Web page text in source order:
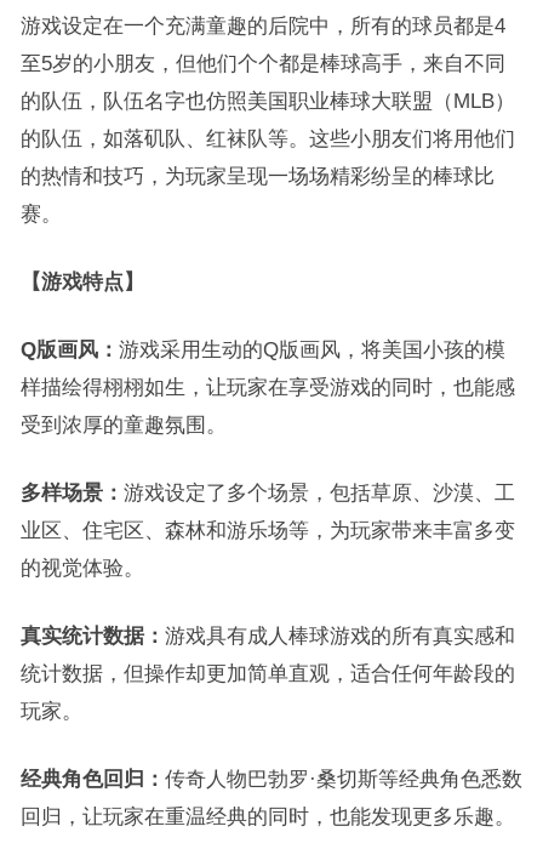
游戏设定在一个充满童趣的后院中，所有的球员都是4
至5岁的小朋友，但他们个个都是棒球高手，来自不同
的队伍，队伍名字也仿照美国职业棒球大联盟（MLB）
的队伍，如落矶队、红袜队等。这些小朋友们将用他们
的热情和技巧，为玩家呈现一场场精彩纷呈的棒球比
赛。
【游戏特点】
Q版画风： 游戏采用生动的Q版画风，将美国小孩的模
样描绘得栩栩如生，让玩家在享受游戏的同时，也能感
受到浓厚的童趣氛围。
多样场景： 游戏设定了多个场景，包括草原、沙漠、工
业区、住宅区、森林和游乐场等，为玩家带来丰富多变
的视觉体验。
真实统计数据： 游戏具有成人棒球游戏的所有真实感和
统计数据，但操作却更加简单直观，适合任何年龄段的
玩家。
经典角色回归： 传奇人物巴勃罗·桑切斯等经典角色悉数
回归，让玩家在重温经典的同时，也能发现更多乐趣。